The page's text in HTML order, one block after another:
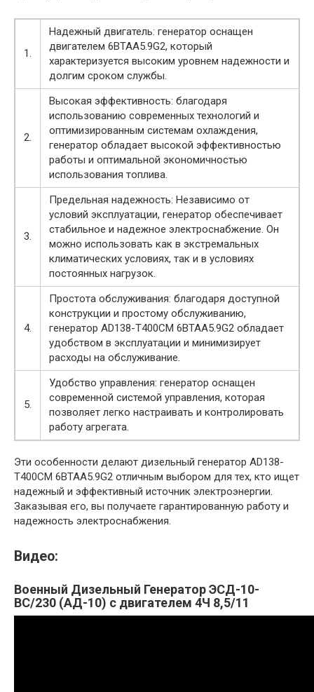
1.
Надежный двигатель: генератор оснащен
двигателем 6BTAA5.9G2, который
характеризуется высоким уровнем надежности и
долгим сроком службы.
2.
Высокая эффективность: благодаря
использованию современных технологий и
оптимизированным системам охлаждения,
генератор обладает высокой эффективностью
работы и оптимальной экономичностью
использования топлива.
3.
Предельная надежность: Независимо от
условий эксплуатации, генератор обеспечивает
стабильное и надежное электроснабжение. Он
можно использовать как в экстремальных
климатических условиях, так и в условиях
постоянных нагрузок.
4.
Простота обслуживания: благодаря доступной
конструкции и простому обслуживанию,
генератор AD138-T400CM 6BTAA5.9G2 обладает
удобством в эксплуатации и минимизирует
расходы на обслуживание.
5.
Удобство управления: генератор оснащен
современной системой управления, которая
позволяет легко настраивать и контролировать
работу агрегата.
Эти особенности делают дизельный генератор AD138-
T400CM 6BTAA5.9G2 отличным выбором для тех, кто ищет
надежный и эффективный источник электроэнергии.
Заказывая его, вы получаете гарантированную работу и
надежность электроснабжения.
Видео:
Военный Дизельный Генератор ЭСД-10-
ВС/230 (АД-10) с двигателем 4Ч 8,5/11